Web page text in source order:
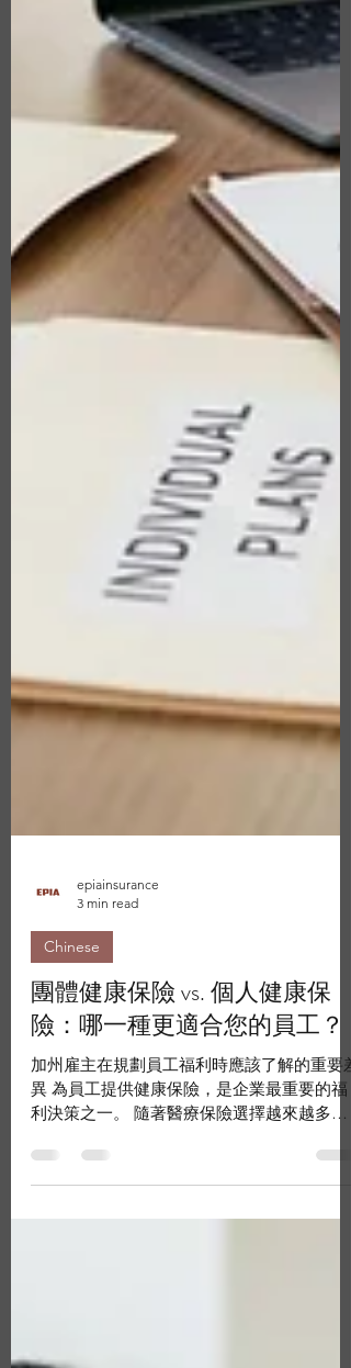
epiainsurance
3 min read
Chinese
團體健康保險 vs. 個人健康保
險：哪一種更適合您的員工？
加州雇主在規劃員工福利時應該了解的重要差
利決策之一。 隨著醫療保險選擇越來越多，
許多加州企業主都會思考同一個問題： 應該
助於您為企業及員工做出更明智的決定。 什